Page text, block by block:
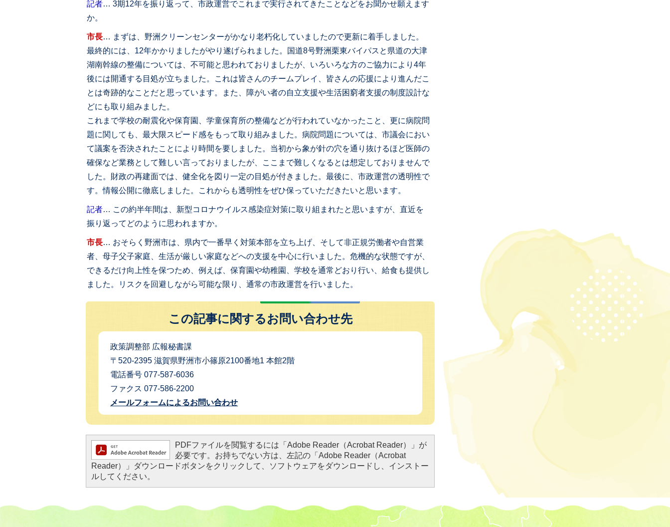
記者… 3期12年を振り返って、市政運営でこれまで実行されてきたことなどをお聞かせ願えます
か。
市長… まずは、野洲クリーンセンターがかなり老朽化していましたので更新に着手しました。
最終的には、12年かかりましたがやり遂げられました。国道8号野洲栗東バイパスと県道の大津
湖南幹線の整備については、不可能と思われておりましたが、いろいろな方のご協力により4年
後には開通する目処が立ちました。これは皆さんのチームプレイ、皆さんの応援により進んだこ
とは奇跡的なことだと思っています。また、障がい者の自立支援や生活困窮者支援の制度設計な
どにも取り組みました。
これまで学校の耐震化や保育園、学童保育所の整備などが行われていなかったこと、更に病院問
題に関しても、最大限スピード感をもって取り組みました。病院問題については、市議会におい
て議案を否決されたことにより時間を要しました。当初から象が針の穴を通り抜けるほど医師の
確保など業務として難しい言っておりましたが、ここまで難しくなるとは想定しておりませんで
した。財政の再建面では、健全化を図り一定の目処が付きました。最後に、市政運営の透明性で
す。情報公開に徹底しました。これからも透明性をぜひ保っていただきたいと思います。
記者… この約半年間は、新型コロナウイルス感染症対策に取り組まれたと思いますが、直近を
振り返ってどのように思われますか。
市長… おそらく野洲市は、県内で一番早く対策本部を立ち上げ、そして非正規労働者や自営業
者、母子父子家庭、生活が厳しい家庭などへの支援を中心に行いました。危機的な状態ですが、
できるだけ向上性を保つため、例えば、保育園や幼稚園、学校を通常どおり行い、給食も提供し
ました。リスクを回避しながら可能な限り、通常の市政運営を行いました。
この記事に関するお問い合わせ先
政策調整部 広報秘書課
〒520-2395 滋賀県野洲市小篠原2100番地1 本館2階
電話番号 077-587-6036
ファクス 077-586-2200
メールフォームによるお問い合わせ
PDFファイルを閲覧するには「Adobe Reader（Acrobat Reader）」が
必要です。お持ちでない方は、左記の「Adobe Reader（Acrobat
Reader）」ダウンロードボタンをクリックして、ソフトウェアをダウンロードし、インストー
ルしてください。